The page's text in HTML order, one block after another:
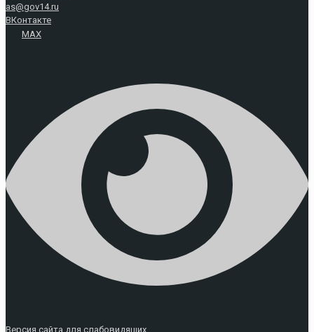
as@gov14.ru
ВКонтакте
MAX
Версия сайта для слабовидящих